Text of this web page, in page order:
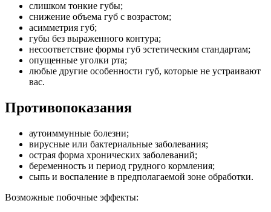
слишком тонкие губы;
снижение объема губ с возрастом;
асимметрия губ;
губы без выраженного контура;
несоответствие формы губ эстетическим стандартам;
опущенные уголки рта;
любые другие особенности губ, которые не устраивают
вас.
Противопоказания
аутоиммунные болезни;
вирусные или бактериальные заболевания;
острая форма хронических заболеваний;
беременность и период грудного кормления;
сыпь и воспаление в предполагаемой зоне обработки.
Возможные побочные эффекты: